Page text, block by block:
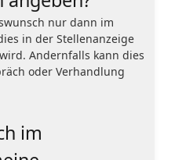
nur dann im
in der Stellenanzeige
Andernfalls kann dies
oder Verhandlung
im